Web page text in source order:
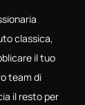
classica,
il tuo
team di
il resto per